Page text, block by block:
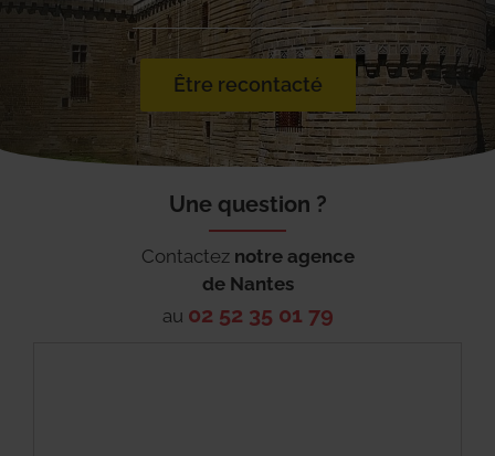
Être recontacté
Une question ?
Contactez notre agence
de Nantes
au 02 52 35 01 79